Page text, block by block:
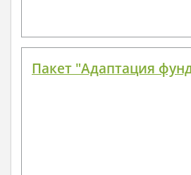
Пакет "Адаптация